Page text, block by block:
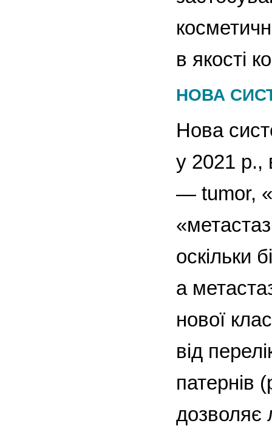
в якості
НОВА
Нова
у 2021 р.,
— tumor,
оскільки
а
нової
від
патернів
дозволяє